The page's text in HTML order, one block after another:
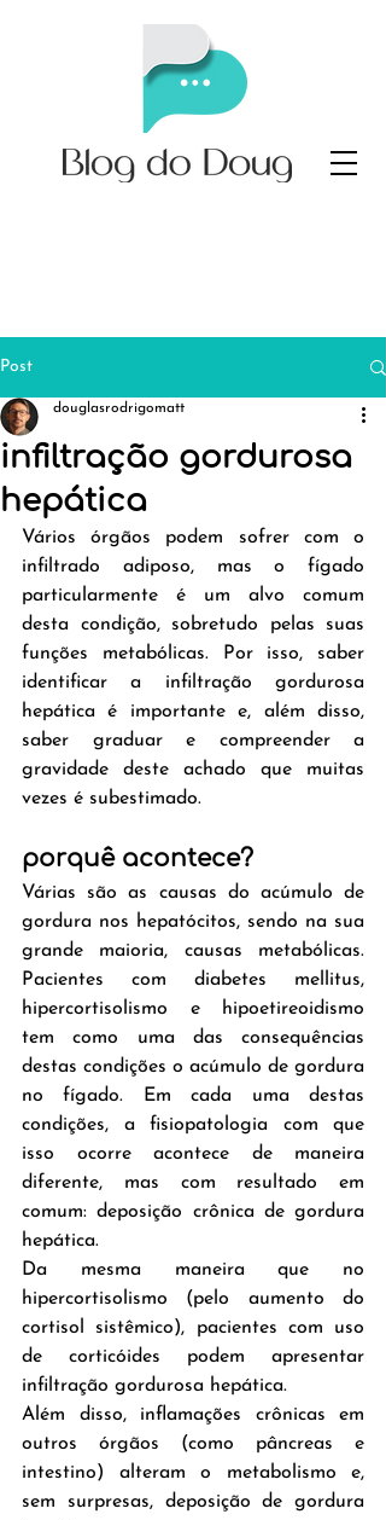
Post
infiltração gordurosa
hepática
douglasrodrigomatt
Vários órgãos podem sofrer com o
infiltrado adiposo, mas o fígado
particularmente é um alvo comum
desta condição, sobretudo pelas suas
funções metabólicas. Por isso, saber
identificar a infiltração gordurosa
hepática é importante e, além disso,
saber graduar e compreender a
gravidade deste achado que muitas
vezes é subestimado.
porquê acontece?
Várias são as causas do acúmulo de
gordura nos hepatócitos, sendo na sua
grande maioria, causas metabólicas.
Pacientes com diabetes mellitus,
hipercortisolismo e hipoetireoidismo
tem como uma das consequências
destas condições o acúmulo de gordura
no fígado. Em cada uma destas
condições, a fisiopatologia com que
isso ocorre acontece de maneira
diferente, mas com resultado em
comum: deposição crônica de gordura
hepática.
Da mesma maneira que no
hipercortisolismo (pelo aumento do
cortisol sistêmico), pacientes com uso
de corticóides podem apresentar
infiltração gordurosa hepática.
Além disso, inflamações crônicas em
outros órgãos (como pâncreas e
intestino) alteram o metabolismo e,
sem surpresas, deposição de gordura